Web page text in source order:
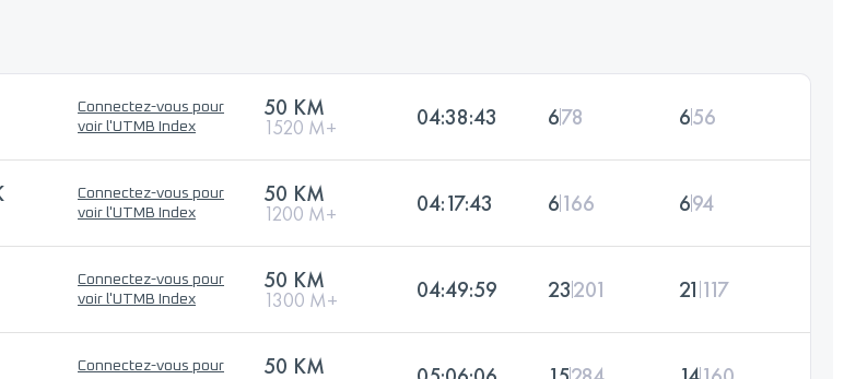
Connectez-vous pour
voir l'UTMB Index
50 KM
1520 M+ 04:38:43 678 656
Connectez-vous pour
voir l'UTMB Index
50 KM
1200 M+ 04:17:43 6166 694
Connectez-vous pour
voir l'UTMB Index
50 KM
1300 M+ 04:49:59 23201 21 117
Connectez-vous pour
50 KM